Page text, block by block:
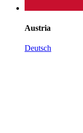
Austria
Deutsch